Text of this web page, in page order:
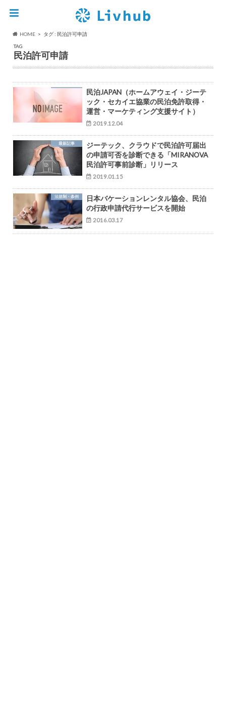
HOME
タグ : 民泊許可申請
TAG
民泊許可申請
民泊JAPAN（ホームアウェイ・ジーテ
ック・セカイエ協業の民泊免許取得・
運営・マーケティング支援サイト）
2019.12.04
最新記事
ジーテック、クラウドで民泊許可届出
の申請可否を診断できる「MIRANOVA
民泊許可事前診断」リリース
2019.01.15
法規制・条例
日本バケーションレンタル協会、民泊
の行政申請代行サービスを開始
2016.03.17